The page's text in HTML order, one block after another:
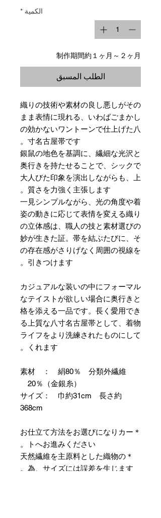
الكمية *
制作期間約１ヶ月～２ヶ月
الطلب المسبق
織りの技術や素材の良し悪しがその
まま表情に現れる、いわばごまかし
の効かないワントーンで仕上げた八
寸名古屋帯です。
銀鼠の地色を基調に、繊細な光沢と
奥行きを持たせることで、シックで
大人びた印象を演出しながらも、上
質さを力強く主張します。
一見シンプルながら、光の角度や着
姿の動きに応じて表情を変える織り
の立体感は、職人の技と素材選びの
妙が生きた証。帯を結ぶたびに、そ
の存在感がさりげなく周囲の視線を
引きつけます。
カジュアルな装いの中にフォーマル
なテイストが欲しい場合に奥行きと
格を添える一品です。長く愛用でき
る上質な八寸名古屋帯として、着物
ライフをより洗練されたものにして
くれます。
素材 ： 絹80％ 分類外繊維
20％（金銀糸）
サイズ： 巾約31cm 長さ約
368cm
＊お仕立て方法をお選びになりカー
トへお進みください。
＊天然繊維を主原料とした織物の
為、サイズには誤差を生じます。